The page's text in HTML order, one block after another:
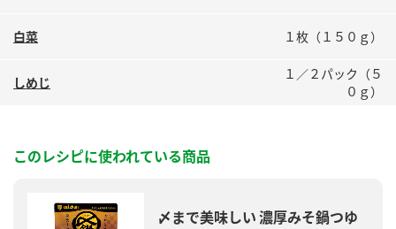
白菜 １枚（１５０ｇ）
しめじ
１／２パック（５
０ｇ）
このレシピに使われている商品
〆まで美味しい 濃厚みそ鍋つゆ